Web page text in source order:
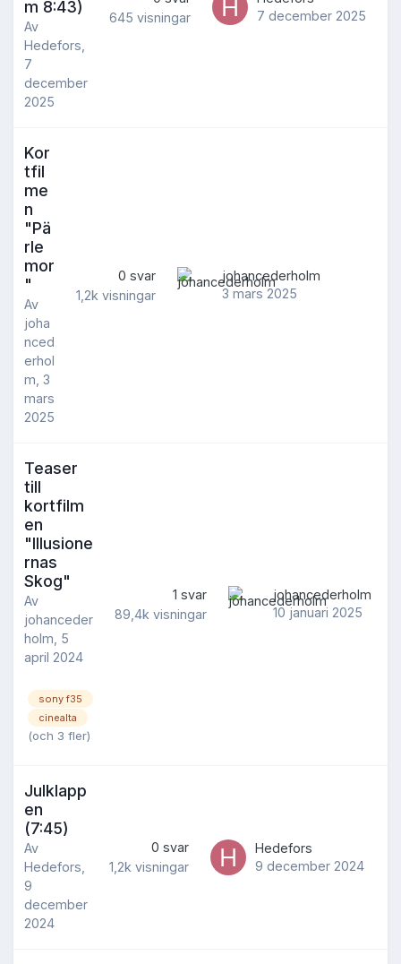
m 8:43)
Av
Hedefors,
7
december
2025
645 visningar
7 december 2025
Kor
tfil
me
n
"Pä
rle
mor
"
Av
joha
nced
erhol
m, 3
mars
2025
0 svar
1,2k visningar
johancederholm
3 mars 2025
Teaser
till
kortfilm
en
"Illusione
rnas
Skog"
Av
johanceder
holm, 5
april 2024
sony f35
cinealta
(och 3 fler)
1 svar
89,4k visningar
johancederholm
10 januari 2025
Julklapp
en
(7:45)
Av
Hedefors,
9
december
2024
0 svar
1,2k visningar
Hedefors
9 december 2024